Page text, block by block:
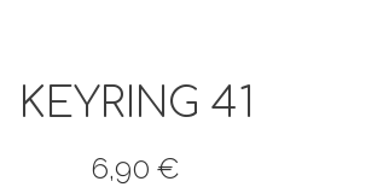
KEYRING 41
6,90 €